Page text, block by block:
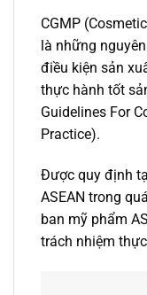
CGMP
là những
điều kiện sản
thực hành tốt
Guidelines For
Practice).
Được quy định
ASEAN trong
ban mỹ phẩm
trách nhiệm